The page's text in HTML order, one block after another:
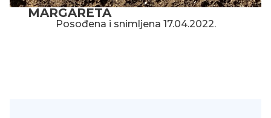
MARGARETA
Posođena i snimljena 17.04.2022.